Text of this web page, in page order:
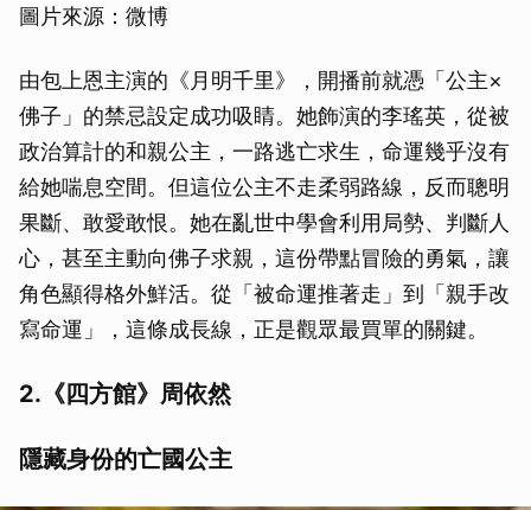
圖片來源：微博
由包上恩主演的《月明千里》，開播前就憑「公主×
佛子」的禁忌設定成功吸睛。她飾演的李瑤英，從被
政治算計的和親公主，一路逃亡求生，命運幾乎沒有
給她喘息空間。但這位公主不走柔弱路線，反而聰明
果斷、敢愛敢恨。她在亂世中學會利用局勢、判斷人
心，甚至主動向佛子求親，這份帶點冒險的勇氣，讓
角色顯得格外鮮活。從「被命運推著走」到「親手改
寫命運」，這條成長線，正是觀眾最買單的關鍵。
2.《四方館》周依然
隱藏身份的亡國公主